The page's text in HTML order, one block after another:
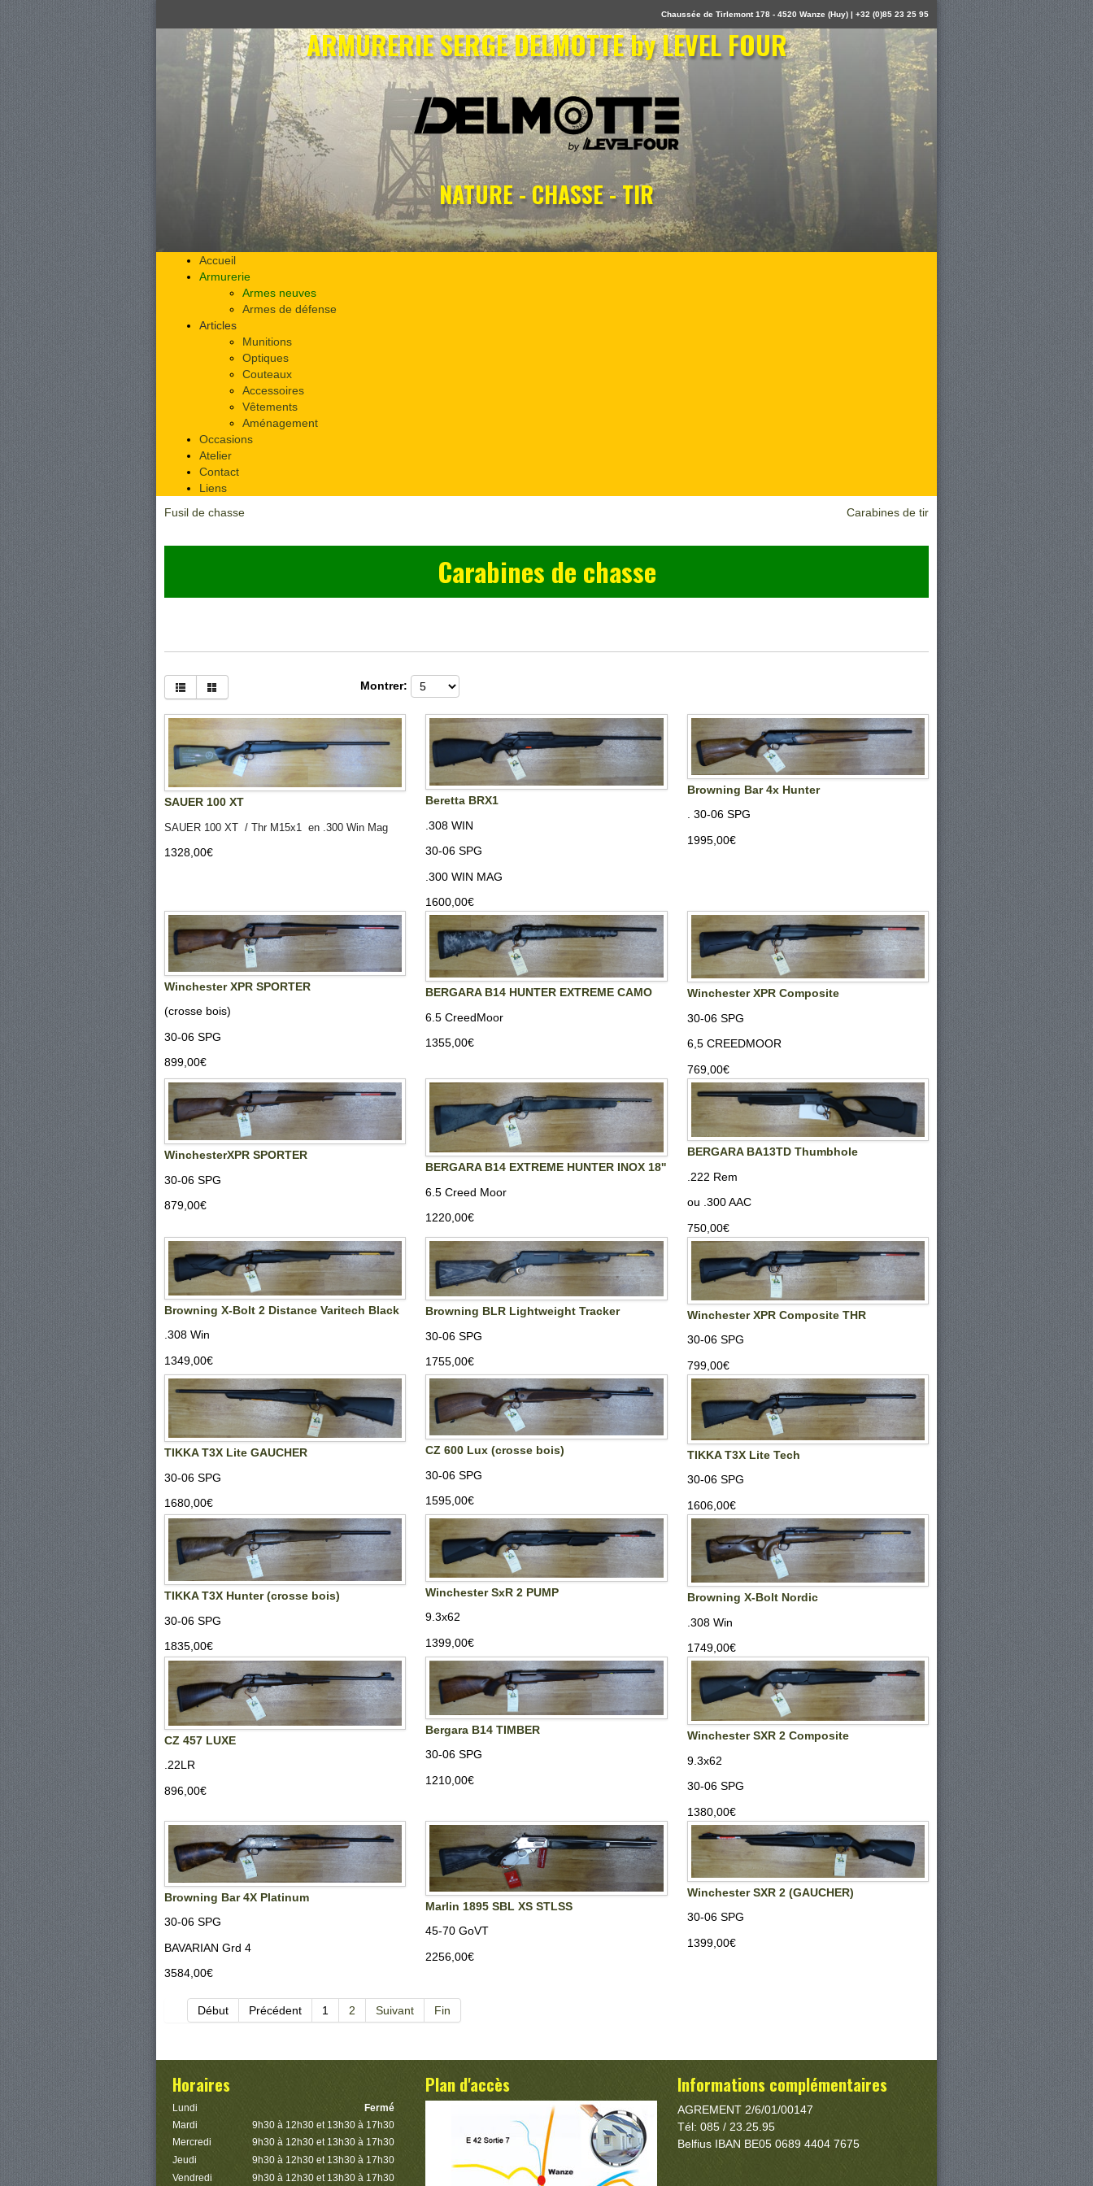
Chaussée de Tirlemont 178 - 4520 Wanze (Huy) | +32 (0)85 23 25 95
ARMURERIE SERGE DELMOTTE by LEVEL FOUR
NATURE - CHASSE - TIR
Accueil
Armurerie
Armes neuves
Armes de défense
Articles
Munitions
Optiques
Couteaux
Accessoires
Vêtements
Aménagement
Occasions
Atelier
Contact
Liens
Fusil de chasse
Carabines de tir
Carabines de chasse
Montrer:
SAUER 100 XT
SAUER 100 XT / Thr M15x1 en .300 Win Mag
1328,00‎€
Beretta BRX1
.308 WIN
30-06 SPG
.300 WIN MAG
1600,00‎€
Browning Bar 4x Hunter
. 30-06 SPG
1995,00‎€
Winchester XPR SPORTER
(crosse bois)
30-06 SPG
899,00‎€
BERGARA B14 HUNTER EXTREME CAMO
6.5 CreedMoor
1355,00‎€
Winchester XPR Composite
30-06 SPG
6,5 CREEDMOOR
769,00‎€
WinchesterXPR SPORTER
30-06 SPG
879,00‎€
BERGARA B14 EXTREME HUNTER INOX 18''
6.5 Creed Moor
1220,00‎€
BERGARA BA13TD Thumbhole
.222 Rem
ou .300 AAC
750,00‎€
Browning X-Bolt 2 Distance Varitech Black
.308 Win
1349,00‎€
Browning BLR Lightweight Tracker
30-06 SPG
1755,00‎€
Winchester XPR Composite THR
30-06 SPG
799,00‎€
TIKKA T3X Lite GAUCHER
30-06 SPG
1680,00‎€
CZ 600 Lux (crosse bois)
30-06 SPG
1595,00‎€
TIKKA T3X Lite Tech
30-06 SPG
1606,00‎€
TIKKA T3X Hunter (crosse bois)
30-06 SPG
1835,00‎€
Winchester SxR 2 PUMP
9.3x62
1399,00‎€
Browning X-Bolt Nordic
.308 Win
1749,00‎€
CZ 457 LUXE
.22LR
896,00‎€
Bergara B14 TIMBER
30-06 SPG
1210,00‎€
Winchester SXR 2 Composite
9.3x62
30-06 SPG
1380,00‎€
Browning Bar 4X Platinum
30-06 SPG
BAVARIAN Grd 4
3584,00‎€
Marlin 1895 SBL XS STLSS
45-70 GoVT
2256,00‎€
Winchester SXR 2 (GAUCHER)
30-06 SPG
1399,00‎€
Début Précédent 1 2 Suivant Fin
Horaires
Lundi
Fermé
Mardi
9h30 à 12h30 et 13h30 à 17h30
Mercredi
9h30 à 12h30 et 13h30 à 17h30
Jeudi
9h30 à 12h30 et 13h30 à 17h30
Vendredi
9h30 à 12h30 et 13h30 à 17h30
Plan d'accès Informations complémentaires
AGREMENT 2/6/01/00147
Tél: 085 / 23.25.95
Belfius IBAN BE05 0689 4404 7675